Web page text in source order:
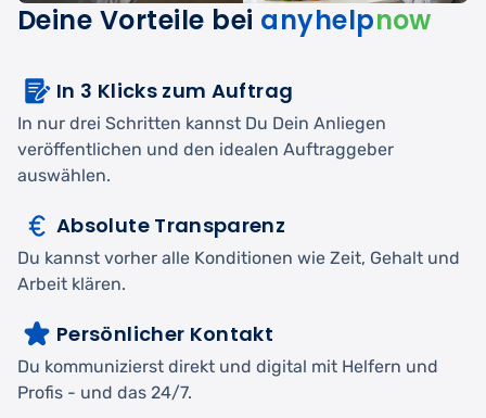
Deine Vorteile bei anyhelpnow
In 3 Klicks zum Auftrag
In nur drei Schritten kannst Du Dein Anliegen
veröffentlichen und den idealen Auftraggeber
auswählen.
Absolute Transparenz
Du kannst vorher alle Konditionen wie Zeit, Gehalt und
Arbeit klären.
Persönlicher Kontakt
Du kommunizierst direkt und digital mit Helfern und
Profis - und das 24/7.